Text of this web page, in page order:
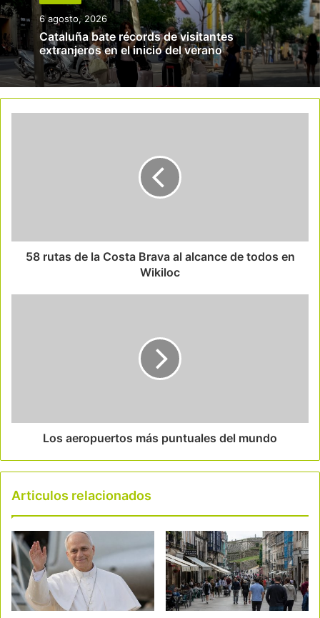
6 agosto, 2026
Cataluña bate récords de visitantes
extranjeros en el inicio del verano
58 rutas de la Costa Brava al alcance de todos en
Wikiloc
Los aeropuertos más puntuales del mundo
Articulos relacionados